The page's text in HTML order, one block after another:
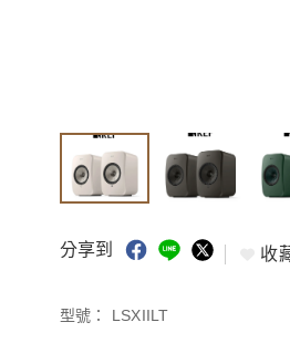
分享到 收
型號： LSXIILT